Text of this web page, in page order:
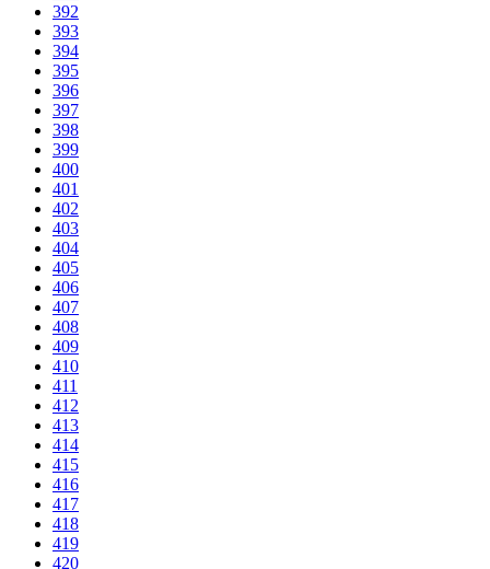
392
393
394
395
396
397
398
399
400
401
402
403
404
405
406
407
408
409
410
411
412
413
414
415
416
417
418
419
420